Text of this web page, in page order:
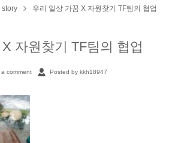
story 우리 일상 가꿈 X 자원찾기 TF팀의 협업
자원찾기 TF팀의 협업
comment Posted by kkh18947